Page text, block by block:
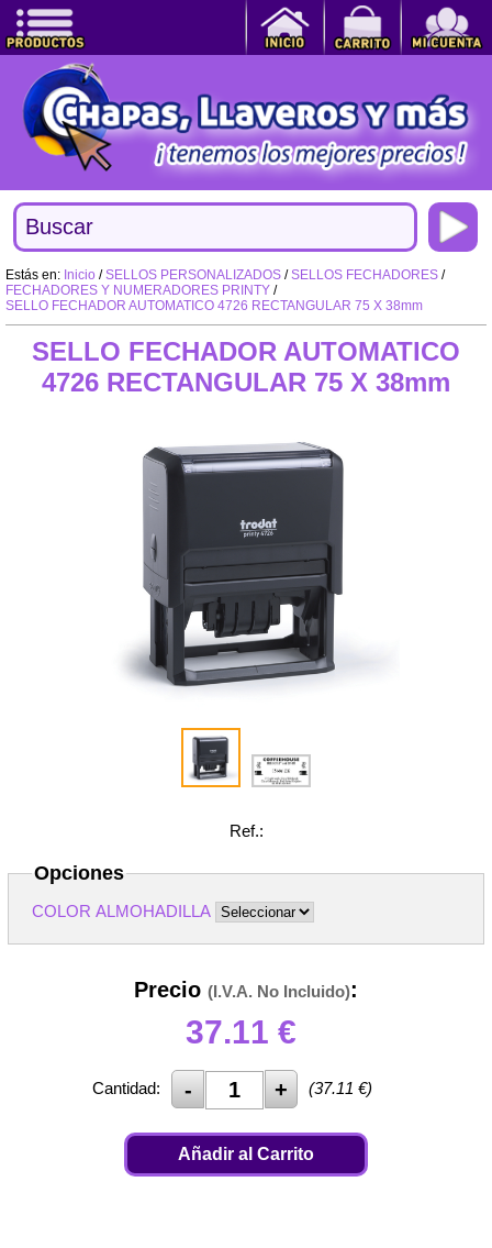
Estás en: Inicio /SELLOS PERSONALIZADOS /SELLOS FECHADORES /
FECHADORES Y NUMERADORES PRINTY /
SELLO FECHADOR AUTOMATICO 4726 RECTANGULAR 75 X 38mm
SELLO FECHADOR AUTOMATICO
4726 RECTANGULAR 75 X 38mm
Ref.:
Opciones
COLOR ALMOHADILLA
Precio (I.V.A. No Incluido):
37.11 €
Cantidad: (37.11 €)
Añadir al Carrito